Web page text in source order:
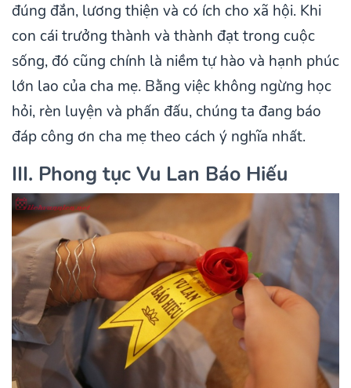
đúng đắn, lương thiện và có ích cho xã hội. Khi
con cái trưởng thành và thành đạt trong cuộc
sống, đó cũng chính là niềm tự hào và hạnh phúc
lớn lao của cha mẹ. Bằng việc không ngừng học
hỏi, rèn luyện và phấn đấu, chúng ta đang báo
đáp công ơn cha mẹ theo cách ý nghĩa nhất.
III. Phong tục Vu Lan Báo Hiếu